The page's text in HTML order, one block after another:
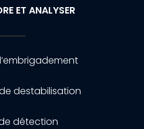
ET ANALYSER
destabilisation
détection